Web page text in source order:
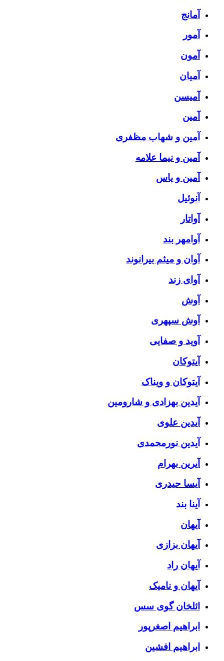
آمانج
آمور
آمون
آمیان
آمیسن
آمین
آمین و شهاب مظفری
آمین و نیما علامه
آمین و یاس
آنوئیل
آواتار
آوامهر بند
آوان و میثم بیرانوند
آوای زند
آوش
آوش سپهری
آوید و صفایی
آیتوکان
آیتوکان و ویناک
آیدین بهزادی و شارومین
آیدین علوی
آیدین نورمحمدی
آیرین بهرام
آیسا حیدری
آینا بند
آیهان
آیهان بزازی
آیهان راد
آیهان و نامیک
ائلخان گوی سس
ابراهیم اصغرپور
ابراهیم افشین